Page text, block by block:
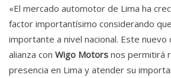
«El mercado automotor de Lima ha
factor importantísimo considerando
importante a nivel nacional. Este nuevo
alianza con Wigo Motors nos permitirá
presencia en Lima y atender su